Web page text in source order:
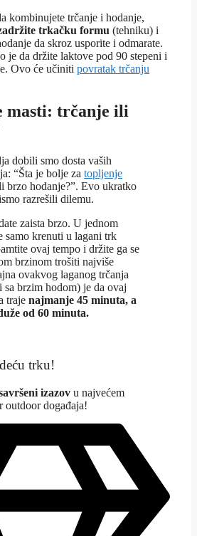
kombinujete trčanje i hodanje,
trkačku formu (tehniku) i
da skroz usporite i odmarate.
je da držite laktove pod 90 stepeni i
Ovo će učiniti povratak trčanju
masti: trčanje ili
dobili smo dosta vaših
“Šta je bolje za topljenje
brzo hodanje?”. Evo ukratko
razrešili dilemu.
zaista brzo. U jednom
samo krenuti u lagani trk
ovaj tempo i držite ga se
brzinom trošiti najviše
ovakvog laganog trčanja
sa brzim hodom) je da ovaj
traje najmanje 45 minuta, a
od 60 minuta.
trku!
izazov u najvećem
outdoor događaja!